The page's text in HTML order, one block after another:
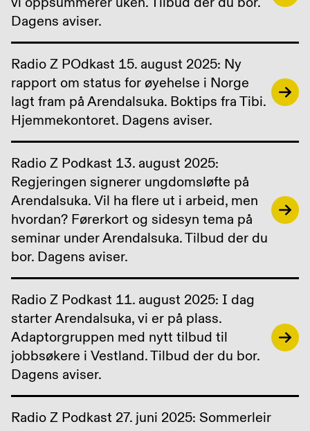
Dagens aviser.
Radio Z POdkast 15. august 2025: Ny
rapport om status for øyehelse i Norge
lagt fram på Arendalsuka. Boktips fra Tibi.
Hjemmekontoret. Dagens aviser.
Radio Z Podkast 13. august 2025:
Regjeringen signerer ungdomsløfte på
Arendalsuka. Vil ha flere ut i arbeid, men
hvordan? Førerkort og sidesyn tema på
seminar under Arendalsuka. Tilbud der du
bor. Dagens aviser.
Radio Z Podkast 11. august 2025: I dag
starter Arendalsuka, vi er på plass.
Adaptorgruppen med nytt tilbud til
jobbsøkere i Vestland. Tilbud der du bor.
Dagens aviser.
Radio Z Podkast 27. juni 2025: Sommerleir